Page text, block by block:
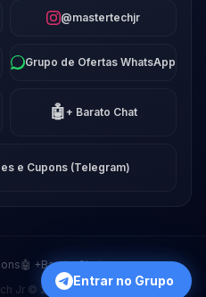
@mastertechjr
Grupo de Ofertas WhatsApp
🤖+ Barato Chat
e Cupons (Telegram)
🤖 +Barato Chat
Jr © 2026
Entrar no Grupo